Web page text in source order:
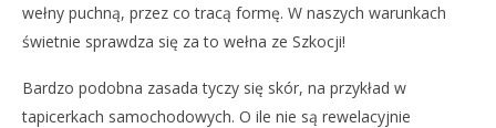
wełny puchną, przez co tracą formę. W naszych warunkach
świetnie sprawdza się za to wełna ze Szkocji!
Bardzo podobna zasada tyczy się skór, na przykład w
tapicerkach samochodowych. O ile nie są rewelacyjnie